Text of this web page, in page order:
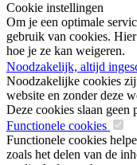
Cookie instellingen
Om je een optimale
gebruik van cookies.
hoe je ze kan weigeren.
Noodzakelijk, altijd
Noodzakelijke cookies
website en zonder deze
Deze cookies slaan geen
Functionele cookies
Functionele cookies
zoals het delen van de